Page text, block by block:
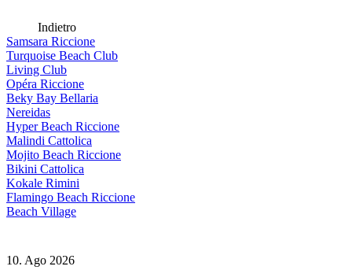
Indietro
Samsara Riccione
Turquoise Beach Club
Living Club
Opéra Riccione
Beky Bay Bellaria
Nereidas
Hyper Beach Riccione
Malindi Cattolica
Mojito Beach Riccione
Bikini Cattolica
Kokale Rimini
Flamingo Beach Riccione
Beach Village
10. Ago 2026